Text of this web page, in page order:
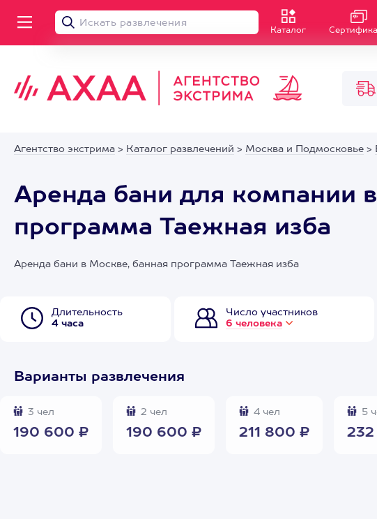
Каталог
Агентство экстрима > Каталог развлечений > Москва и Подмосковье >
Аренда бани для компании
программа Таежная изба
Аренда бани в Москве, банная программа Таежная изба
Длительность
4 часа
Число участников
6 человека
Варианты развлечения
3 чел
190 600 ₽
2 чел
190 600 ₽
4 чел
211 800 ₽
5